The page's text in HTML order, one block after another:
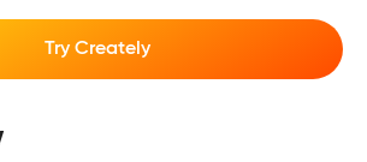
Try Creately